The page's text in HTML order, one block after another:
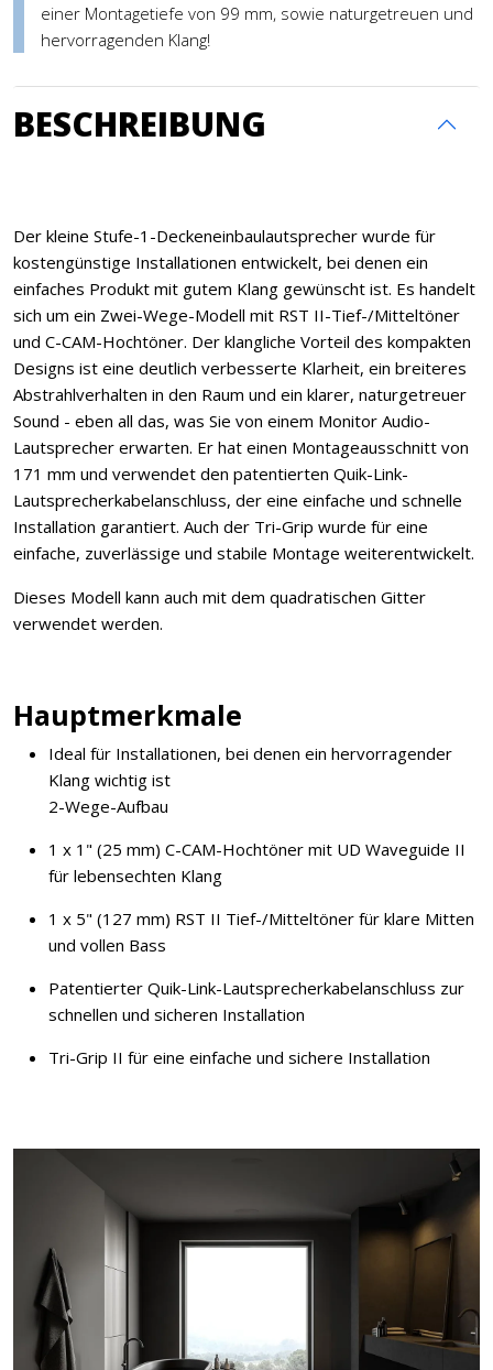
einer Montagetiefe von 99 mm, sowie naturgetreuen und
hervorragenden Klang!
BESCHREIBUNG
Der kleine Stufe-1-Deckeneinbaulautsprecher wurde für
kostengünstige Installationen entwickelt, bei denen ein
einfaches Produkt mit gutem Klang gewünscht ist. Es handelt
sich um ein Zwei-Wege-Modell mit RST II-Tief-/Mitteltöner
und C-CAM-Hochtöner. Der klangliche Vorteil des kompakten
Designs ist eine deutlich verbesserte Klarheit, ein breiteres
Abstrahlverhalten in den Raum und ein klarer, naturgetreuer
Sound - eben all das, was Sie von einem Monitor Audio-
Lautsprecher erwarten. Er hat einen Montageausschnitt von
171 mm und verwendet den patentierten Quik-Link-
Lautsprecherkabelanschluss, der eine einfache und schnelle
Installation garantiert. Auch der Tri-Grip wurde für eine
einfache, zuverlässige und stabile Montage weiterentwickelt.
Dieses Modell kann auch mit dem quadratischen Gitter
verwendet werden.
Hauptmerkmale
Ideal für Installationen, bei denen ein hervorragender
Klang wichtig ist
2-Wege-Aufbau
1 x 1" (25 mm) C-CAM-Hochtöner mit UD Waveguide II
für lebensechten Klang
1 x 5" (127 mm) RST II Tief-/Mitteltöner für klare Mitten
und vollen Bass
Patentierter Quik-Link-Lautsprecherkabelanschluss zur
schnellen und sicheren Installation
Tri-Grip II für eine einfache und sichere Installation